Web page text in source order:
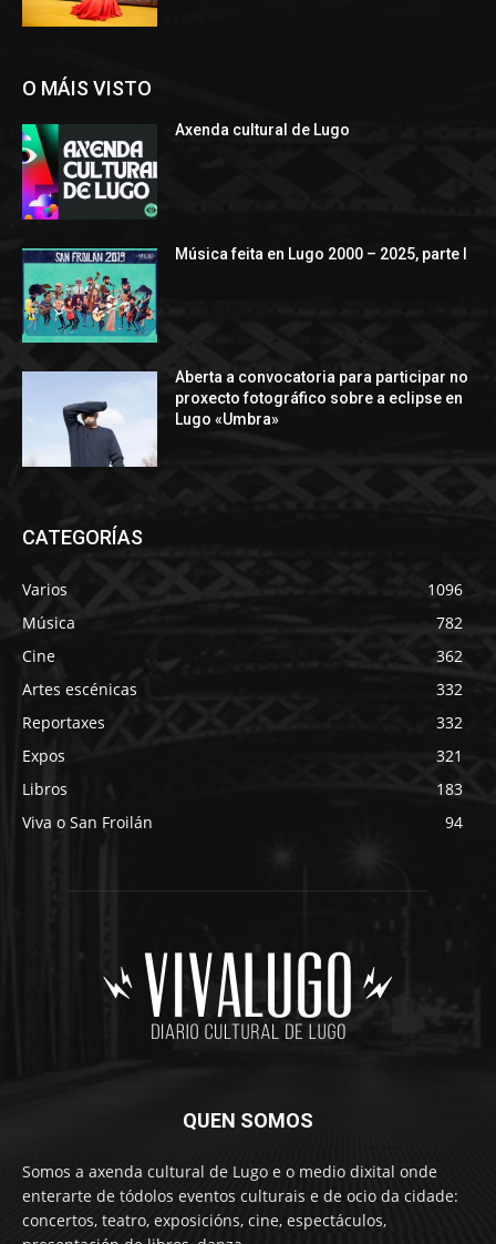
O MÁIS VISTO
Axenda cultural de Lugo
Música feita en Lugo 2000 – 2025, parte I
Aberta a convocatoria para participar no
proxecto fotográfico sobre a eclipse en
Lugo «Umbra»
CATEGORÍAS
Varios
1096
Música
782
Cine
362
Artes escénicas
332
Reportaxes
332
Expos
321
Libros
183
Viva o San Froilán
94
QUEN SOMOS
Somos a axenda cultural de Lugo e o medio dixital onde
enterarte de tódolos eventos culturais e de ocio da cidade:
concertos, teatro, exposicións, cine, espectáculos,